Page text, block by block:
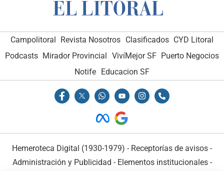
Campolitoral Revista Nosotros Clasificados CYD Litoral
Podcasts Mirador Provincial VivíMejor SF Puerto Negocios
Notife Educacion SF
Hemeroteca Digital (1930-1979) - Receptorías de avisos -
Administración y Publicidad - Elementos institucionales-